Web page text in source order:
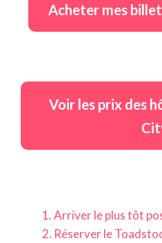
Acheter mes
Voir les prix des
Arriver le plus tôt
Réserver le